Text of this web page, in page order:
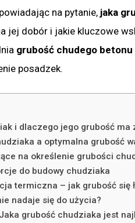
na pytanie, jaka
jej dobór i jakie kluczowe
grubość chudego betonu
posadzek.
i dlaczego jego grubość ma
a optymalna grubość
na określenie grubości
do budowy chudziaka
termiczna – jak grubość się
nadaje się do użycia?
grubość chudziaka jest